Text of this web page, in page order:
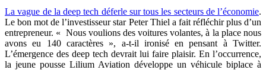
La vague de la deep tech déferle sur tous les secteurs de l’économie.
Le bon mot de l’investisseur star Peter Thiel a fait réfléchir plus d’un
entrepreneur. « Nous voulions des voitures volantes, à la place nous
avons eu 140 caractères », a-t-il ironisé en pensant à Twitter.
L’émergence des deep tech devrait lui faire plaisir. En l’occurrence,
la jeune pousse Lilium Aviation développe un véhicule biplace à